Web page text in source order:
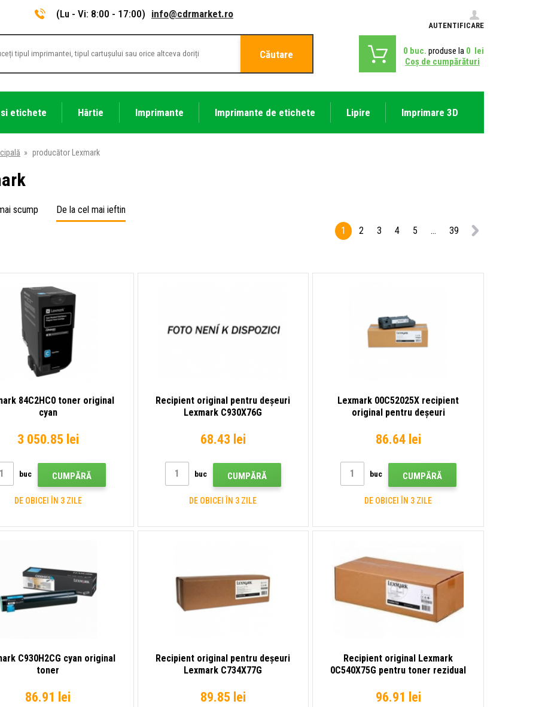
(Lu - Vi: 8:00 - 17:00) info@cdrmarket.ro
AUTENTIFICARE
Căutare 0 buc. produse la 0 lei
Coş de cumpărături
etichete Hârtie Imprimante Imprimante de etichete Lipire Imprimare 3D
» producător Lexmark
scump
De la cel mai ieftin
1
2 3 4 5 ... 39
84C2HC0 toner original
cyan
3 050.85 lei
buc CUMPĂRĂ
DE OBICEI ÎN 3 ZILE
Recipient original pentru deșeuri
Lexmark C930X76G
68.43 lei
buc CUMPĂRĂ
DE OBICEI ÎN 3 ZILE
Lexmark 00C52025X recipient
original pentru deșeuri
86.64 lei
buc CUMPĂRĂ
DE OBICEI ÎN 3 ZILE
C930H2CG cyan original
toner
86.91 lei
Recipient original pentru deșeuri
Lexmark C734X77G
89.85 lei
Recipient original Lexmark
0C540X75G pentru toner rezidual
96.91 lei